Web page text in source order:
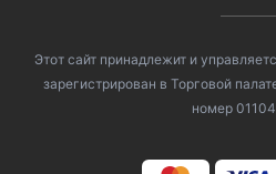
Этот сайт принадлежит и
зарегистрирован в Торговой
номер